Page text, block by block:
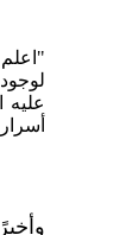
عليه